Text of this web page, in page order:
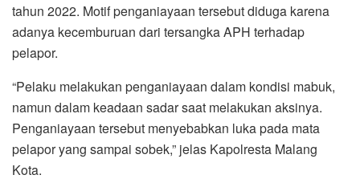
tahun 2022. Motif penganiayaan tersebut diduga karena
adanya kecemburuan dari tersangka APH terhadap
pelapor.
“Pelaku melakukan penganiayaan dalam kondisi mabuk,
namun dalam keadaan sadar saat melakukan aksinya.
Penganiayaan tersebut menyebabkan luka pada mata
pelapor yang sampai sobek,” jelas Kapolresta Malang
Kota.